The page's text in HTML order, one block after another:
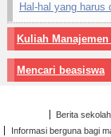
Hal-hal yang harus
Kuliah
Mencari beasiswa
Berita
Informasi berguna bagi